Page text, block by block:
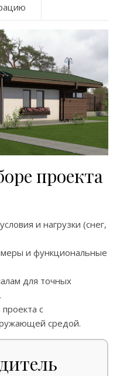
проекта
и нагрузки (снег,
и функциональные
для точных
с
средой.